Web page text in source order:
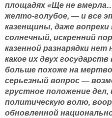
площадях «Ще не
желто-голубое, — и все
казенщины, даже
солнечный, искренний
казенной разнарядки
какое их двух
больше похоже на
серьезный вопрос —
грустное положение дел,
политическую волю,
обновленной